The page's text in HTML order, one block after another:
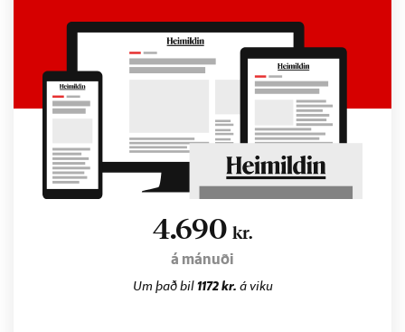
4.690 kr.
á mánuði
Um það bil1172 kr. á viku